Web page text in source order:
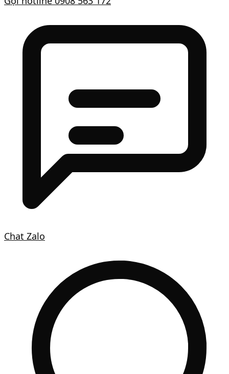
Chat Zalo